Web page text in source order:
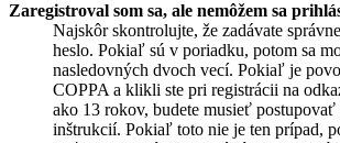
Zaregistroval som sa, ale nemôžem sa
Najskôr skontrolujte, že zadávate
heslo. Pokiaľ sú v poriadku, potom sa
nasledovných dvoch vecí. Pokiaľ je
COPPA a klikli ste pri registrácii na
ako 13 rokov, budete musieť
inštrukcií. Pokiaľ toto nie je ten prípad,